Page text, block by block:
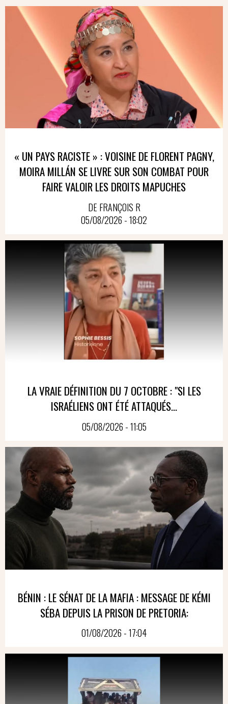
« UN PAYS RACISTE » : VOISINE DE FLORENT PAGNY,
MOIRA MILLÁN SE LIVRE SUR SON COMBAT POUR
FAIRE VALOIR LES DROITS MAPUCHES
DE FRANÇOIS R
05/08/2026 - 18:02
LA VRAIE DÉFINITION DU 7 OCTOBRE : "SI LES
ISRAÉLIENS ONT ÉTÉ ATTAQUÉS...
05/08/2026 - 11:05
BÉNIN : LE SÉNAT DE LA MAFIA : MESSAGE DE KÉMI
SÉBA DEPUIS LA PRISON DE PRETORIA:
01/08/2026 - 17:04